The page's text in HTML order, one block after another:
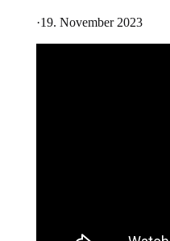
·19. November 2023